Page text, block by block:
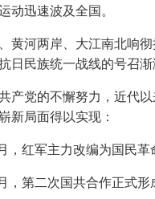
动迅速波及全国。
河两岸、大江南北响彻
日民族统一战线的号召渐
党的不懈努力，近代以
新局面得以实现：
红军主力改编为国民革
第二次国共合作正式形